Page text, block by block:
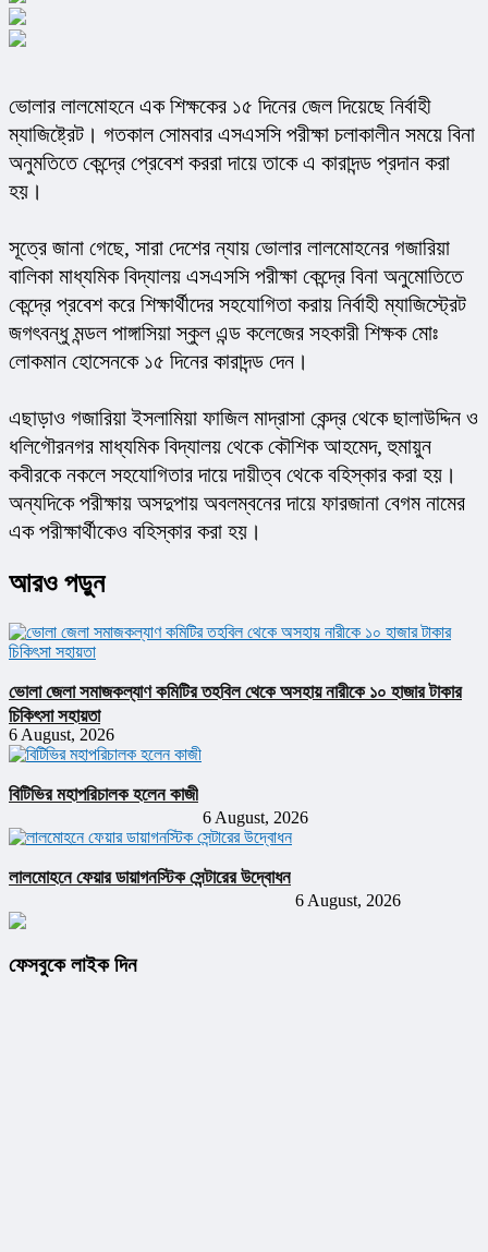
ভোলার লালমোহনে এক শিক্ষকের ১৫ দিনের জেল দিয়েছে নির্বাহী
ম্যাজিষ্ট্রেট। গতকাল সোমবার এসএসসি পরীক্ষা চলাকালীন সময়ে বিনা
অনুমতিতে কেন্দ্রে প্রেবেশ কররা দায়ে তাকে এ কারাদন্ড প্রদান করা
হয়।
সূত্রে জানা গেছে, সারা দেশের ন্যায় ভোলার লালমোহনের গজারিয়া
বালিকা মাধ্যমিক বিদ্যালয় এসএসসি পরীক্ষা কেন্দ্রে বিনা অনুমোতিতে
কেন্দ্রে প্রবেশ করে শিক্ষার্থীদের সহযোগিতা করায় নির্বাহী ম্যাজিস্ট্রেট
জগৎবন্ধু মন্ডল পাঙ্গাসিয়া স্কুল এন্ড কলেজের সহকারী শিক্ষক মোঃ
লোকমান হোসেনকে ১৫ দিনের কারাদন্ড দেন।
এছাড়াও গজারিয়া ইসলামিয়া ফাজিল মাদ্রাসা কেন্দ্র থেকে ছালাউদ্দিন ও
ধলিগৌরনগর মাধ্যমিক বিদ্যালয় থেকে কৌশিক আহমেদ, হুমায়ুন
কবীরকে নকলে সহযোগিতার দায়ে দায়ীত্ব থেকে বহিস্কার করা হয়।
অন্যদিকে পরীক্ষায় অসদুপায় অবলম্বনের দায়ে ফারজানা বেগম নামের
এক পরীক্ষার্থীকেও বহিস্কার করা হয়।
আরও পড়ুন
ভোলা জেলা সমাজকল্যাণ কমিটির তহবিল থেকে অসহায় নারীকে ১০ হাজার টাকার
চিকিৎসা সহায়তা
6 August, 2026
বিটিভির মহাপরিচালক হলেন কাজী
6 August, 2026
লালমোহনে ফেয়ার ডায়াগনস্টিক সেন্টারের উদ্বোধন
6 August, 2026
ফেসবুকে লাইক দিন